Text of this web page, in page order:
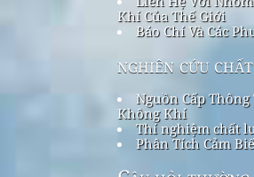
Khí Của Thế Giới
Báo Chí Và Các
nghiên cứu
Nguồn Cấp
Không Khí
Thí nghiệm chất
Phân Tích Cảm